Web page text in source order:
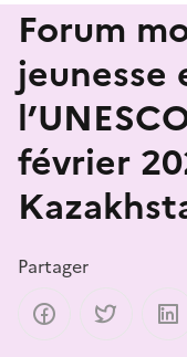
Forum
jeunesse
février
Partager
Partager sur